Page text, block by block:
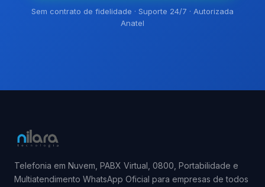
Sem contrato de fidelidade · Suporte 24/7 · Autorizada
Anatel
Telefonia em Nuvem, PABX Virtual, 0800, Portabilidade e
Multiatendimento WhatsApp Oficial para empresas de todos